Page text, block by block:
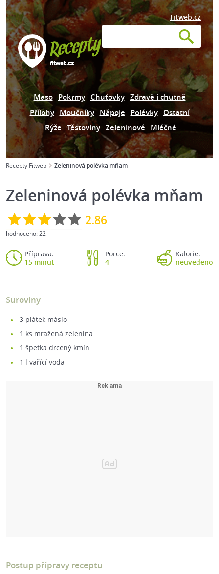
Fitweb.cz
Maso Pokrmy Chuťovky Zdravě i chutně
Přílohy Moučníky Nápoje Polévky Ostatní
Rýže Těstoviny Zeleninové Mléčné
Recepty Fitweb Zeleninová polévka mňam
Zeleninová polévka mňam
2.86
hodnoceno:22
Příprava:
15 minut
Porce:
4
Kalorie:
neuvedeno
Suroviny
3 plátek máslo
1 ks mražená zelenina
1 špetka drcený kmín
1 l vařící voda
Postup přípravy receptu